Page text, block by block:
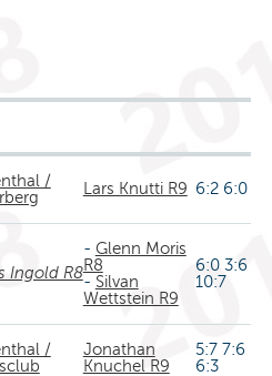
/
Lars Knutti R9 6:2 6:0
Ingold R8
- Glenn Moris
R8
- Silvan
Wettstein R9
6:0 3:6
10:7
/
Jonathan
Knuchel R9
5:7 7:6
6:3